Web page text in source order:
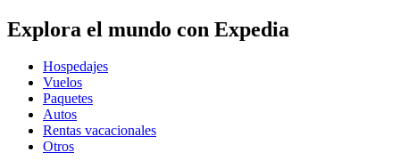
Explora el mundo con Expedia
Hospedajes
Vuelos
Paquetes
Autos
Rentas vacacionales
Otros